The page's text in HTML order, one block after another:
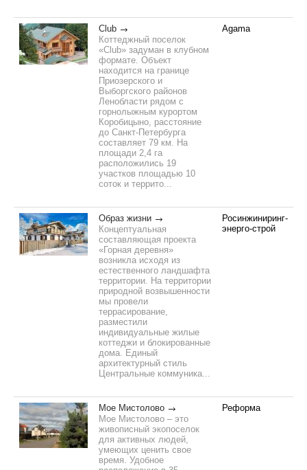
Club
Коттеджный поселок
«Club» задуман в клубном
формате. Объект
находится на границе
Приозерского и
Выборгского районов
Ленобласти рядом с
горнолыжным курортом
Коробицыно, расстояние
до Санкт-Петербурга
составляет 79 км. На
площади 2,4 га
расположились 19
участков площадью 10
соток и террито...
Agama
Образ жизни
Концептуальная
составляющая проекта
«Горная деревня»
возникла исходя из
естественного ландшафта
территории. На территории
природной возвышенности
мы провели
террасирование,
разместили
индивидуальные жилые
коттеджи и блокированные
дома. Единый
архитектурный стиль
Центральные коммуника...
Росинжиниринг-
энерго-строй
Мое Мистолово
Мое Мистолово – это
живописный экопоселок
для активных людей,
умеющих ценить свое
время. Удобное
Реформа